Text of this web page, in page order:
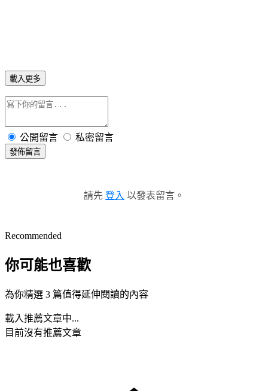
載入更多
公開留言 私密留言
發佈留言
請先 登入 以發表留言。
Recommended
你可能也喜歡
為你精選 3 篇值得延伸閱讀的內容
載入推薦文章中...
目前沒有推薦文章